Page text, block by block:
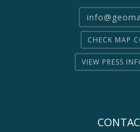
CHECK MAP
VIEW PRESS